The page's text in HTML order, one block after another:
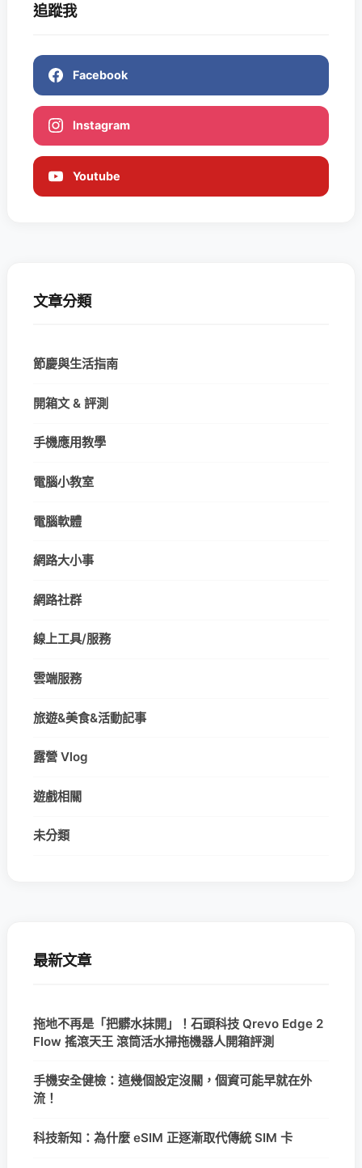
追蹤我
Facebook
Instagram
Youtube
文章分類
節慶與生活指南
開箱文 & 評測
手機應用教學
電腦小教室
電腦軟體
網路大小事
網路社群
線上工具/服務
雲端服務
旅遊&美食&活動記事
露營 Vlog
遊戲相關
未分類
最新文章
拖地不再是「把髒水抹開」！石頭科技 Qrevo Edge 2
Flow 搖滾天王 滾筒活水掃拖機器人開箱評測
手機安全健檢：這幾個設定沒關，個資可能早就在外
流！
科技新知：為什麼 eSIM 正逐漸取代傳統 SIM 卡